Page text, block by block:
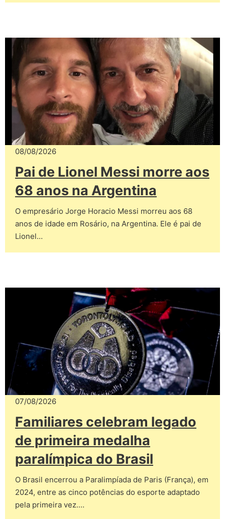
08/08/2026
Pai de Lionel Messi morre aos
68 anos na Argentina
O empresário Jorge Horacio Messi morreu aos 68
anos de idade em Rosário, na Argentina. Ele é pai de
Lionel…
07/08/2026
Familiares celebram legado
de primeira medalha
paralímpica do Brasil
O Brasil encerrou a Paralimpíada de Paris (França), em
2024, entre as cinco potências do esporte adaptado
pela primeira vez.…